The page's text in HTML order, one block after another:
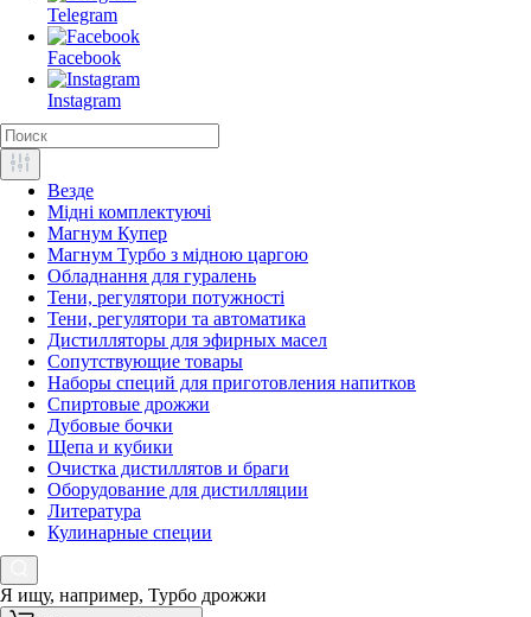
Telegram
Facebook
Instagram
Везде
Мідні комплектуючі
Магнум Купер
Магнум Турбо з мідною царгою
Обладнання для гуралень
Тени, регулятори потужності
Тени, регулятори та автоматика
Дистилляторы для эфирных масел
Сопутствующие товары
Наборы специй для приготовления напитков
Спиртовые дрожжи
Дубовые бочки
Щепа и кубики
Очистка дистиллятов и браги
Оборудование для дистилляции
Литература
Кулинарные специи
Я ищу, например, Турбо дрожжи